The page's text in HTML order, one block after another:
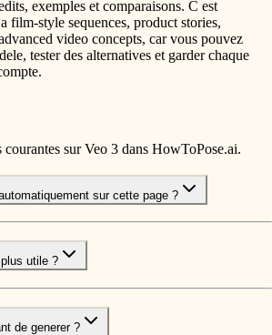
exemples et comparaisons. C est
film-style sequences, product stories,
video concepts, car vous pouvez
tester des alternatives et garder chaque
courantes sur Veo 3 dans HowToPose.ai.
sur cette page ?
utile ?
de generer ?